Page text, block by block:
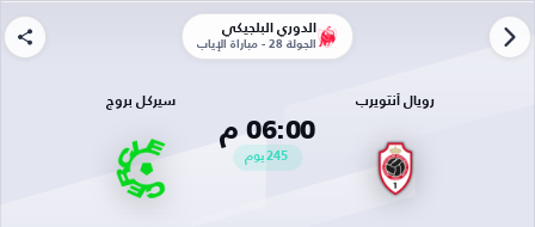
الدوري البلجيكي
الجولة 28 - مباراة الإياب
رويال أنتويرب
06:00 م
245يوم
سيركل بروج